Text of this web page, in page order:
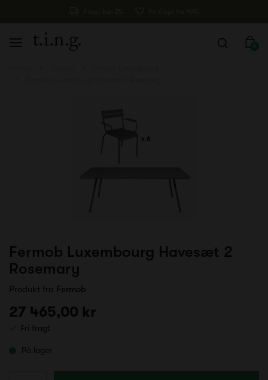
0
Fermob Luxembourg Havesæt 2
Rosemary
Produkt fra Fermob
27 465,00 kr
Fri fragt
På lager